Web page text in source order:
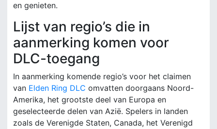
en genieten.
Lijst van regio’s die in
aanmerking komen voor
DLC-toegang
In aanmerking komende regio’s voor het claimen
van Elden Ring DLC omvatten doorgaans Noord-
Amerika, het grootste deel van Europa en
geselecteerde delen van Azië. Spelers in landen
zoals de Verenigde Staten, Canada, het Verenigd